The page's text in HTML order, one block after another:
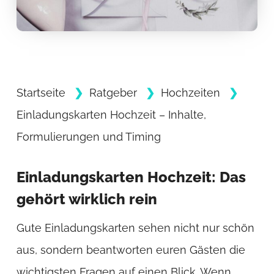
Startseite Ratgeber
Hochzeiten
Einladungskarten Hochzeit – Inhalte,
Formulierungen und Timing
Einladungskarten Hochzeit: Das
gehört wirklich rein
Gute Einladungskarten sehen nicht nur schön
aus, sondern beantworten euren Gästen die